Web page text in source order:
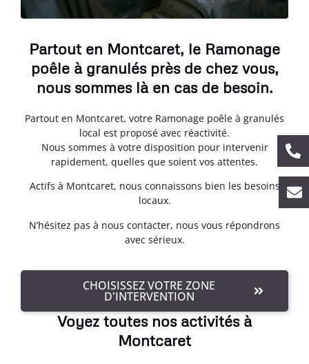
Partout en Montcaret, le Ramonage
poêle à granulés près de chez vous,
nous sommes là en cas de besoin.
Partout en Montcaret, votre Ramonage poêle à granulés
local est proposé avec réactivité.
Nous sommes à votre disposition pour intervenir
rapidement, quelles que soient vos attentes.
Actifs à Montcaret, nous connaissons bien les besoins
locaux.
N’hésitez pas à nous contacter, nous vous répondrons
avec sérieux.
CHOISISSEZ VOTRE ZONE
D'INTERVENTION
Voyez toutes nos activités à
Montcaret